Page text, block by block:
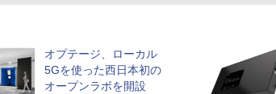
オプテージ、ローカル
5Gを使った西日本初の
オープンラボを開設